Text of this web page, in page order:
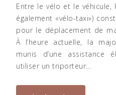
Entre le vélo et le
également «vélo-taxi»)
pour le déplacement de
À l’heure actuelle, la
munis d’une assistance
utiliser un triporteur…